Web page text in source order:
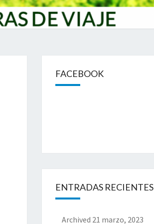
FACEBOOK
ENTRADAS RECIENTES
Archived 21 marzo, 2023